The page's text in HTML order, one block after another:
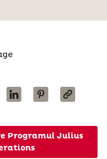
Programul Julius